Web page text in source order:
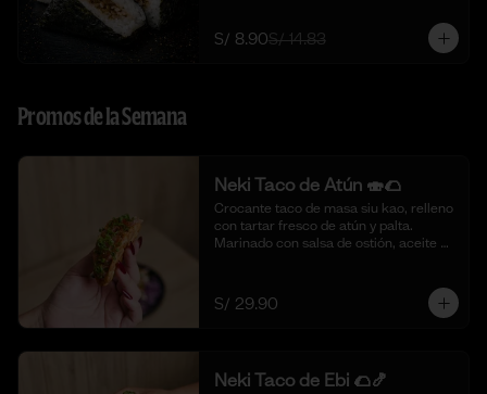
S/ 8.90S/ 14.83
Promos de la Semana
Neki Taco de Atún 🍣🌮
Crocante taco de masa siu kao, relleno
con tartar fresco de atún y palta.
Marinado con salsa de ostión, aceite de
S/ 29.90
Neki Taco de Ebi 🌮🍤